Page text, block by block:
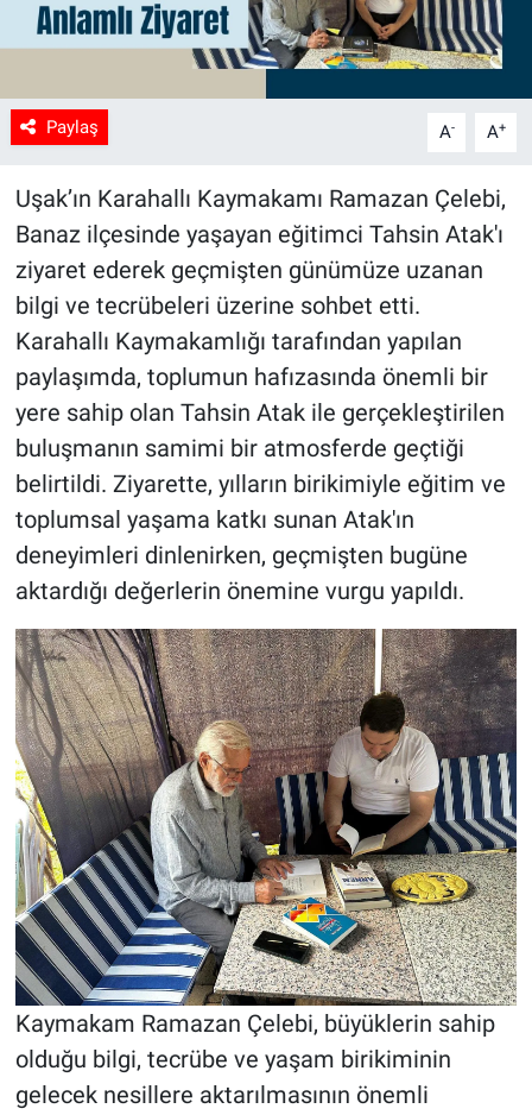
Paylaş A- A+
Uşak’ın Karahallı Kaymakamı Ramazan Çelebi,
Banaz ilçesinde yaşayan eğitimci Tahsin Atak'ı
ziyaret ederek geçmişten günümüze uzanan
bilgi ve tecrübeleri üzerine sohbet etti.
Karahallı Kaymakamlığı tarafından yapılan
paylaşımda, toplumun hafızasında önemli bir
yere sahip olan Tahsin Atak ile gerçekleştirilen
buluşmanın samimi bir atmosferde geçtiği
belirtildi. Ziyarette, yılların birikimiyle eğitim ve
toplumsal yaşama katkı sunan Atak'ın
deneyimleri dinlenirken, geçmişten bugüne
aktardığı değerlerin önemine vurgu yapıldı.
Kaymakam Ramazan Çelebi, büyüklerin sahip
olduğu bilgi, tecrübe ve yaşam birikiminin
gelecek nesillere aktarılmasının önemli